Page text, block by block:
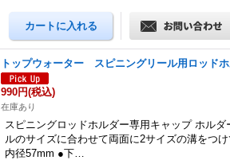
トップウォーター スピニングリール用ロッド
990円(税込)
在庫あり
スピニングロッドホルダー専用キャップ ホル
ルのサイズに合わせて両面に2サイズの溝を
内径57mm ●下…